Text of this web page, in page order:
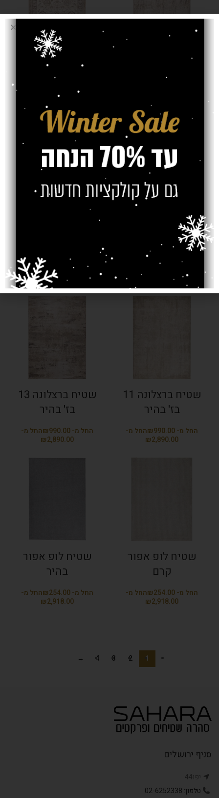
₪
₪
₪
₪
בז' בהיר
₪
₪
שטיח ברצלונה 11
בז' בהיר
₪
₪
שטיח ברצלונה 13
בז' בהיר
₪
₪
שטיח לופ אפור
קרם
₪
₪
שטיח לופ אפור
בהיר
₪
₪
1
2
3
4
→
סניף ירושלים
יפו44
טלפון: 02-6252338